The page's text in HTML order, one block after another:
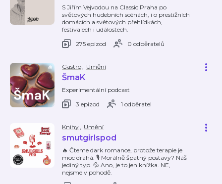
S Jiřím Vejvodou na Classic Praha po
světových hudebních scénách, i o prestižních
domácích a světových přehlídkách,
festivalech i událostech.
275 epizod
0 odběratelů
Gastro, Umění
ŠmaK
Experimentální podcast
3 epizod
1 odběratel
Knihy, Umění
smutgirlspod
🔥 Čteme dark romance, protože terapie je
moc drahá. 🎙️ Morálně špatný postavy? Náš
jediný typ. 💦 Ano, je to jen knížka. NE,
nejsme v pohodě.